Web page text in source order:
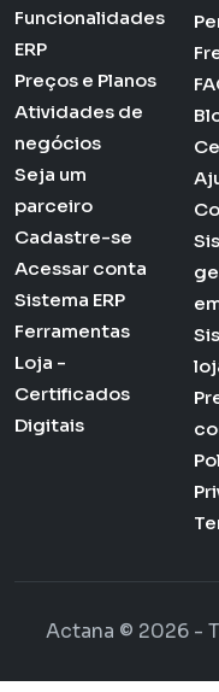
Funcionalidades
ERP
Preços e Planos
Atividades de
negócios
Seja um
parceiro
Cadastre-se
Acessar conta
Sistema ERP
Ferramentas
Loja -
Certificados
Digitais
Actana © 2026 -